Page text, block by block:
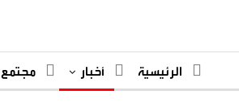
الرئيسية أخبار مجتمع